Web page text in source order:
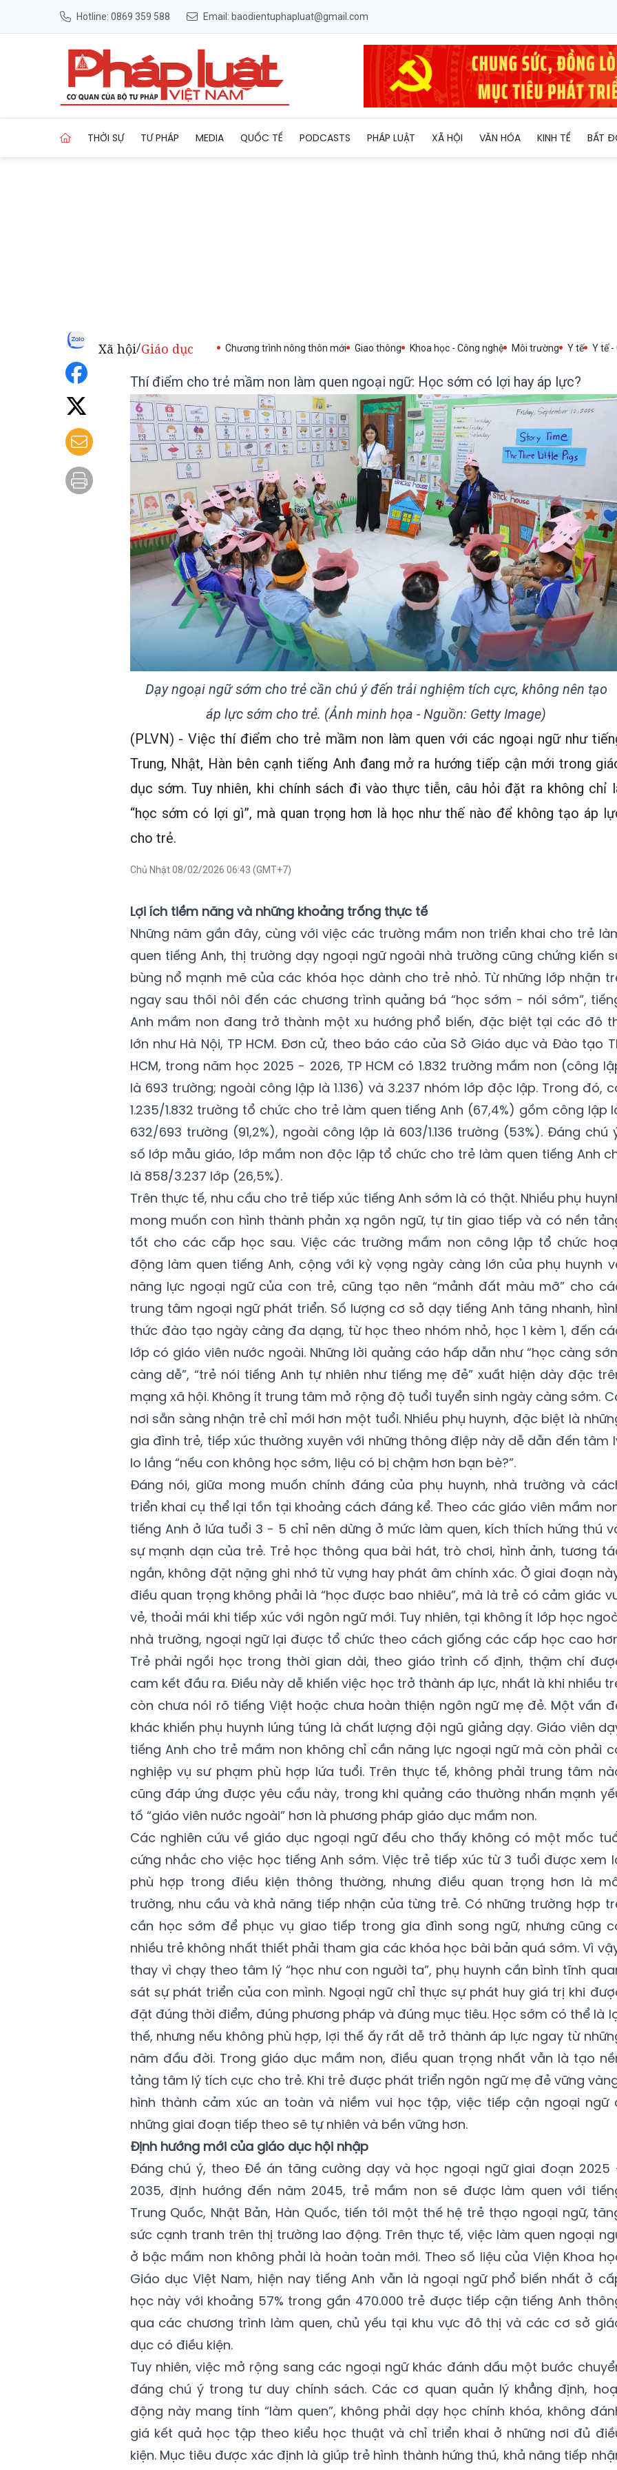
Hotline: 0869 359 588 Email: baodientuphapluat@gmail.com
THỜI SỰ TƯ PHÁP MEDIA QUỐC TẾ PODCASTS PHÁP LUẬT XÃ HỘI VĂN HÓA KINH TẾ BẤT
Xã hội/Giáo dục Chương trình nông thôn mới Giao thông Khoa học - Công nghệ Môi trường Y tế Y tế -
Thí điểm cho trẻ mầm non làm quen ngoại ngữ: Học sớm có lợi hay áp lực?
Dạy ngoại ngữ sớm cho trẻ cần chú ý đến trải nghiệm tích cực, không nên tạo
áp lực sớm cho trẻ. (Ảnh minh họa - Nguồn: Getty Image)
(PLVN) - Việc thí điểm cho trẻ mầm non làm quen với các ngoại ngữ như
Trung, Nhật, Hàn bên cạnh tiếng Anh đang mở ra hướng tiếp cận mới trong
dục sớm. Tuy nhiên, khi chính sách đi vào thực tiễn, câu hỏi đặt ra không chỉ
“học sớm có lợi gì”, mà quan trọng hơn là học như thế nào để không tạo áp
cho trẻ.
Chủ Nhật 08/02/2026 06:43 (GMT+7)
Lợi ích tiềm năng và những khoảng trống thực tế
Những năm gần đây, cùng với việc các trường mầm non triển khai cho trẻ
quen tiếng Anh, thị trường dạy ngoại ngữ ngoài nhà trường cũng chứng kiến
bùng nổ mạnh mẽ của các khóa học dành cho trẻ nhỏ. Từ những lớp nhận
ngay sau thôi nôi đến các chương trình quảng bá “học sớm - nói sớm”,
Anh mầm non đang trở thành một xu hướng phổ biến, đặc biệt tại các đô
lớn như Hà Nội, TP HCM. Đơn cử, theo báo cáo của Sở Giáo dục và Đào tạo
HCM, trong năm học 2025 - 2026, TP HCM có 1.832 trường mầm non (công
là 693 trường; ngoài công lập là 1.136) và 3.237 nhóm lớp độc lập. Trong đó,
1.235/1.832 trường tổ chức cho trẻ làm quen tiếng Anh (67,4%) gồm công lập
632/693 trường (91,2%), ngoài công lập là 603/1.136 trường (53%). Đáng chú
số lớp mẫu giáo, lớp mầm non độc lập tổ chức cho trẻ làm quen tiếng Anh
là 858/3.237 lớp (26,5%).
Trên thực tế, nhu cầu cho trẻ tiếp xúc tiếng Anh sớm là có thật. Nhiều phụ
mong muốn con hình thành phản xạ ngôn ngữ, tự tin giao tiếp và có nền
tốt cho các cấp học sau. Việc các trường mầm non công lập tổ chức
động làm quen tiếng Anh, cộng với kỳ vọng ngày càng lớn của phụ huynh
năng lực ngoại ngữ của con trẻ, cũng tạo nên “mảnh đất màu mỡ” cho
trung tâm ngoại ngữ phát triển. Số lượng cơ sở dạy tiếng Anh tăng nhanh,
thức đào tạo ngày càng đa dạng, từ học theo nhóm nhỏ, học 1 kèm 1, đến
lớp có giáo viên nước ngoài. Những lời quảng cáo hấp dẫn như “học càng
càng dễ”, “trẻ nói tiếng Anh tự nhiên như tiếng mẹ đẻ” xuất hiện dày đặc
mạng xã hội. Không ít trung tâm mở rộng độ tuổi tuyển sinh ngày càng sớm.
nơi sẵn sàng nhận trẻ chỉ mới hơn một tuổi. Nhiều phụ huynh, đặc biệt là
gia đình trẻ, tiếp xúc thường xuyên với những thông điệp này dễ dẫn đến tâm
lo lắng “nếu con không học sớm, liệu có bị chậm hơn bạn bè?”.
Đáng nói, giữa mong muốn chính đáng của phụ huynh, nhà trường và
triển khai cụ thể lại tồn tại khoảng cách đáng kể. Theo các giáo viên mầm
tiếng Anh ở lứa tuổi 3 - 5 chỉ nên dừng ở mức làm quen, kích thích hứng thú
sự mạnh dạn của trẻ. Trẻ học thông qua bài hát, trò chơi, hình ảnh, tương
ngắn, không đặt nặng ghi nhớ từ vựng hay phát âm chính xác. Ở giai đoạn
điều quan trọng không phải là “học được bao nhiêu”, mà là trẻ có cảm giác
vẻ, thoải mái khi tiếp xúc với ngôn ngữ mới. Tuy nhiên, tại không ít lớp học
nhà trường, ngoại ngữ lại được tổ chức theo cách giống các cấp học cao
Trẻ phải ngồi học trong thời gian dài, theo giáo trình cố định, thậm chí
cam kết đầu ra. Điều này dễ khiến việc học trở thành áp lực, nhất là khi nhiều
còn chưa nói rõ tiếng Việt hoặc chưa hoàn thiện ngôn ngữ mẹ đẻ. Một vấn
khác khiến phụ huynh lúng túng là chất lượng đội ngũ giảng dạy. Giáo viên
tiếng Anh cho trẻ mầm non không chỉ cần năng lực ngoại ngữ mà còn phải
nghiệp vụ sư phạm phù hợp lứa tuổi. Trên thực tế, không phải trung tâm
cũng đáp ứng được yêu cầu này, trong khi quảng cáo thường nhấn mạnh
tố “giáo viên nước ngoài” hơn là phương pháp giáo dục mầm non.
Các nghiên cứu về giáo dục ngoại ngữ đều cho thấy không có một mốc
cứng nhắc cho việc học tiếng Anh sớm. Việc trẻ tiếp xúc từ 3 tuổi được xem
phù hợp trong điều kiện thông thường, nhưng điều quan trọng hơn là
trường, nhu cầu và khả năng tiếp nhận của từng trẻ. Có những trường hợp
cần học sớm để phục vụ giao tiếp trong gia đình song ngữ, nhưng cũng
nhiều trẻ không nhất thiết phải tham gia các khóa học bài bản quá sớm. Vì
thay vì chạy theo tâm lý “học như con người ta”, phụ huynh cần bình tĩnh
sát sự phát triển của con mình. Ngoại ngữ chỉ thực sự phát huy giá trị khi
đặt đúng thời điểm, đúng phương pháp và đúng mục tiêu. Học sớm có thể là
thế, nhưng nếu không phù hợp, lợi thế ấy rất dễ trở thành áp lực ngay từ
năm đầu đời. Trong giáo dục mầm non, điều quan trọng nhất vẫn là tạo
tảng tâm lý tích cực cho trẻ. Khi trẻ được phát triển ngôn ngữ mẹ đẻ vững
hình thành cảm xúc an toàn và niềm vui học tập, việc tiếp cận ngoại ngữ
những giai đoạn tiếp theo sẽ tự nhiên và bền vững hơn.
Định hướng mới của giáo dục hội nhập
Đáng chú ý, theo Đề án tăng cường dạy và học ngoại ngữ giai đoạn 2025
2035, định hướng đến năm 2045, trẻ mầm non sẽ được làm quen với
Trung Quốc, Nhật Bản, Hàn Quốc, tiến tới một thế hệ trẻ thạo ngoại ngữ,
sức cạnh tranh trên thị trường lao động. Trên thực tế, việc làm quen ngoại
ở bậc mầm non không phải là hoàn toàn mới. Theo số liệu của Viện Khoa
Giáo dục Việt Nam, hiện nay tiếng Anh vẫn là ngoại ngữ phổ biến nhất ở
học này với khoảng 57% trong gần 470.000 trẻ được tiếp cận tiếng Anh
qua các chương trình làm quen, chủ yếu tại khu vực đô thị và các cơ sở
dục có điều kiện.
Tuy nhiên, việc mở rộng sang các ngoại ngữ khác đánh dấu một bước
đáng chú ý trong tư duy chính sách. Các cơ quan quản lý khẳng định,
động này mang tính “làm quen”, không phải dạy học chính khóa, không
giá kết quả học tập theo kiểu học thuật và chỉ triển khai ở những nơi đủ
kiện. Mục tiêu được xác định là giúp trẻ hình thành hứng thú, khả năng tiếp